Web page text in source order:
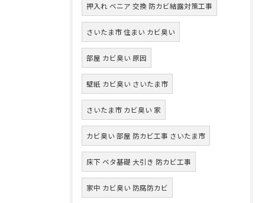
押入れ ベニア 交換 防カビ結露対策工事
さいたま市 住まい カビ臭い
部屋 カビ臭い 原因
壁紙 カビ臭い さいたま市
さいたま市 カビ臭い 家
カビ臭い 部屋 防カビ工事 さいたま市
床下 ベタ基礎 大引き 防カビ工事
家中 カビ臭い 防腐防カビ